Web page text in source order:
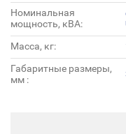
Номинальная
мощность, кВА:
Масса, кг:
Габаритные размеры,
мм :